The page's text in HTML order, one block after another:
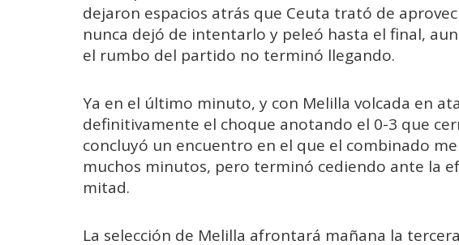
dejaron espacios atrás que Ceuta trató de
nunca dejó de intentarlo y peleó hasta el final,
el rumbo del partido no terminó llegando.
Ya en el último minuto, y con Melilla volcada en
definitivamente el choque anotando el 0-3 que
concluyó un encuentro en el que el combinado
muchos minutos, pero terminó cediendo ante la
mitad.
La selección de Melilla afrontará mañana la